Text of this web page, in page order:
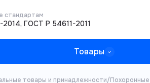
стандартам
ГОСТ Р 54611-2011
Товары
товары и принадлежности/